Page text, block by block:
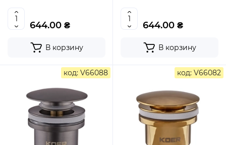
644.00 ₴
В корзину
644.00 ₴
В корзину
код: V66088 код: V66082